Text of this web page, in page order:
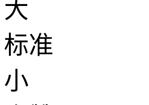
大
标准
小